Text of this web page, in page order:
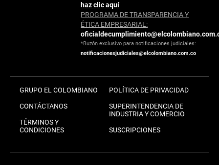
haz clic aquí
PROGRAMA DE TRANSPARENCIA Y
ÉTICA EMPRESARIAL:
*Buzón exclusivo para notificaciones judiciales:
notificacionesjudiciales@elcolombiano.com.co
GRUPO EL COLOMBIANO
CONTÁCTANOS
TÉRMINOS Y
CONDICIONES
POLÍTICA DE PRIVACIDAD
SUPERINTENDENCIA DE
INDUSTRIA Y COMERCIO
SUSCRIPCIONES